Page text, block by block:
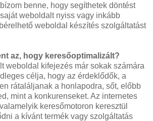
benne, hogy segíthetek döntést
weboldalt nyiss vagy inkább
weboldal készítés szolgáltatást
az, hogy keresőoptimalizált?
weboldal kifejezés már sokak számára
célja, hogy az érdeklődők, a
rátaláljanak a honlapodra, sőt, előbb
mint a konkurenseket. Az internetes
keresőmotoron keresztül
a kívánt termék vagy szolgáltatás